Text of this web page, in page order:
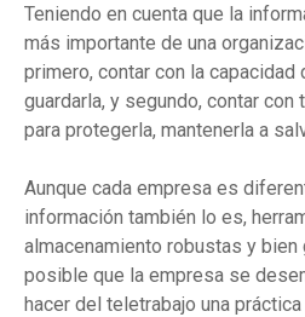
Teniendo en cuenta que la
más importante de una
primero, contar con la capacidad
guardarla, y segundo, contar
para protegerla, mantenerla a
Aunque cada empresa es
información también lo es,
almacenamiento robustas y bien
posible que la empresa se
hacer del teletrabajo una